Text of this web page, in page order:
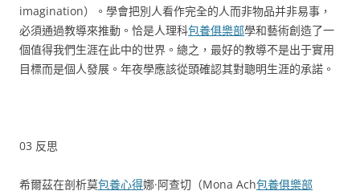
imagination）。學會把別人看作完全的人而非物品并非易事，
必須通過教導來推動。恰是人理科包養俱樂部學和藝術創造了一
個值得我們生涯在此中的世界。總之，最好的教導不是出于實用
目標而是個人發展。年夜學應該從頭確認其對聰明生涯的承諾。
03 反思
希爾茲在剖析莫包養心得娜·阿查切（Mona Ach包養俱樂部